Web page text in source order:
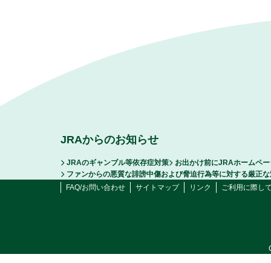
JRAからのお知らせ
JRAのギャンブル等依存症対策
お出かけ前にJRAホームペ
ファンからの悪質な誹謗中傷および脅迫行為等に対する厳正
FAQ/お問い合わせ
サイトマップ リンク ご利用に際し